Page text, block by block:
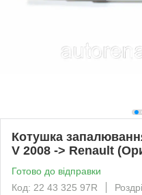
Котушка
V 2008 -> Renault
Готово до відправки
Код: 22 43 325 97R